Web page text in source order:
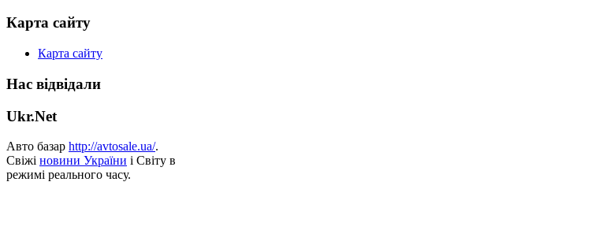
Карта сайту
Карта сайту
Нас відвідали
Ukr.Net
Авто базар http://avtosale.ua/.
Свіжі новини України і Світу в
режимі реального часу.